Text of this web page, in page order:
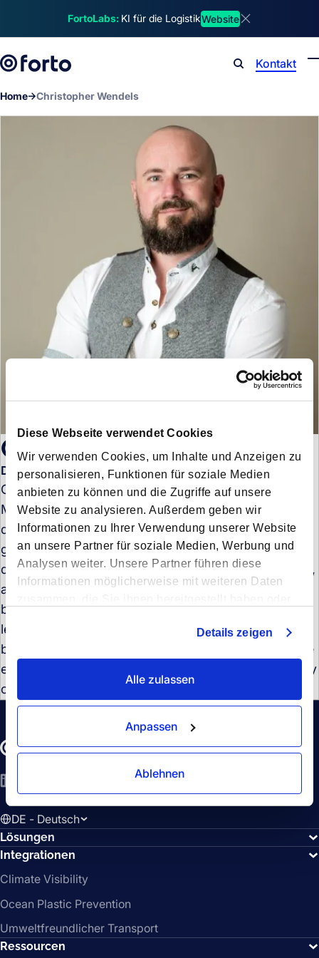
Diese Webseite verwendet Cookies
Wir verwenden Cookies, um Inhalte und Anzeigen zu
personalisieren, Funktionen für soziale Medien
anbieten zu können und die Zugriffe auf unsere
Website zu analysieren. Außerdem geben wir
Informationen zu Ihrer Verwendung unserer Website
an unsere Partner für soziale Medien, Werbung und
Analysen weiter. Unsere Partner führen diese
Informationen möglicherweise mit weiteren Daten
Details zeigen
Alle zulassen
Anpassen
Ablehnen
FortoLabs: KI für die LogistikWebsite
Kontakt
Home Christopher Wendels
Christopher Wendels
Director of Product Management - Broker
Christopher Wendels is Director of Product
Management at Forto, where he leads the
development of AI-powered solutions to transform
global logistics. With experience spanning two
decades honed at tech giants like Google and Klarna,
as well as in the dynamic startup ecosystem, his
background spans both product and engineering
leadership. At Forto, Christopher is focused on
building the next generation of tools that will redefine
efficiency and set new standards for the entire supply
chain industry.
LinkedIn
DE - Deutsch
Lösungen
Integrationen
Climate Visibility
Ocean Plastic Prevention
Umweltfreundlicher Transport
Ressourcen